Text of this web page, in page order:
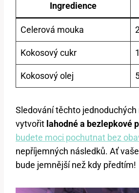
Ingredience
Celerová mouka
Kokosový cukr
Kokosový olej
Sledování těchto
vytvořit lahodné a bezlepkové
budete moci pochutnat bez
nepříjemných následků. Ať
bude jemnější než kdy předtím!